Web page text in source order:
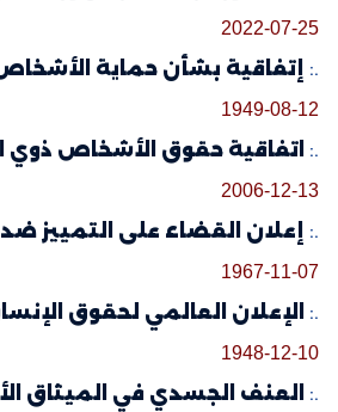
2022-07-25
.: إتفاقية بشأن حماية الأشخاص
1949-08-12
.: اتفاقية حقوق الأشخاص ذوي الإعاقة
2006-12-13
.: إعلان القضاء على التمييز ضد المرأة
1967-11-07
.: الإعلان العالمي لحقوق الإنسان
1948-12-10
.: العنف الجسدي في الميثاق